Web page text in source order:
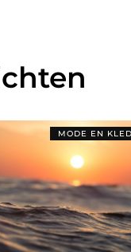
MODE EN